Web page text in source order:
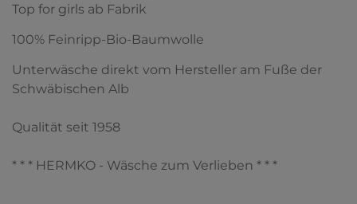
Top for girls ab Fabrik
100% Feinripp-Bio-Baumwolle
Unterwäsche direkt vom Hersteller am Fuße der
Schwäbischen Alb
Qualität seit 1958
* * * HERMKO - Wäsche zum Verlieben * * *